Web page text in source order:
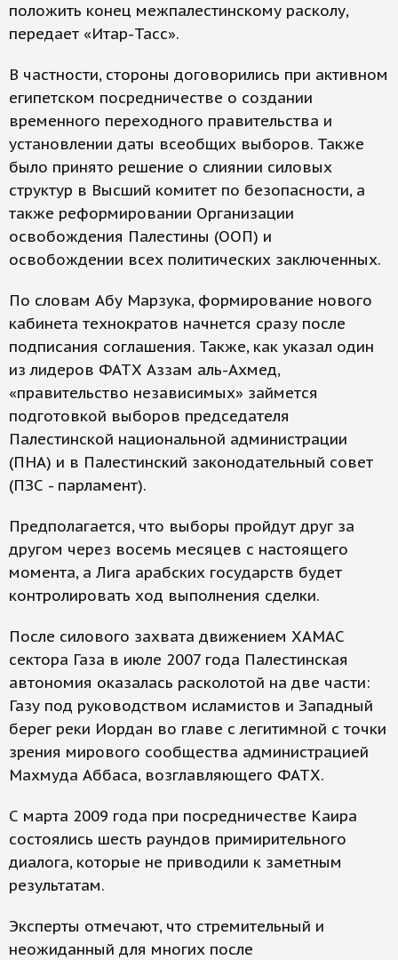
положить конец межпалестинскому расколу,
передает «Итар-Тасс».
В частности, стороны договорились при активном
египетском посредничестве о создании
временного переходного правительства и
установлении даты всеобщих выборов. Также
было принято решение о слиянии силовых
структур в Высший комитет по безопасности, а
также реформировании Организации
освобождения Палестины (ООП) и
освобождении всех политических заключенных.
По словам Абу Марзука, формирование нового
кабинета технократов начнется сразу после
подписания соглашения. Также, как указал один
из лидеров ФАТХ Аззам аль-Ахмед,
«правительство независимых» займется
подготовкой выборов председателя
Палестинской национальной администрации
(ПНА) и в Палестинский законодательный совет
(ПЗС - парламент).
Предполагается, что выборы пройдут друг за
другом через восемь месяцев с настоящего
момента, а Лига арабских государств будет
контролировать ход выполнения сделки.
После силового захвата движением ХАМАС
сектора Газа в июле 2007 года Палестинская
автономия оказалась расколотой на две части:
Газу под руководством исламистов и Западный
берег реки Иордан во главе с легитимной с точки
зрения мирового сообщества администрацией
Махмуда Аббаса, возглавляющего ФАТХ.
С марта 2009 года при посредничестве Каира
состоялись шесть раундов примирительного
диалога, которые не приводили к заметным
результатам.
Эксперты отмечают, что стремительный и
неожиданный для многих после